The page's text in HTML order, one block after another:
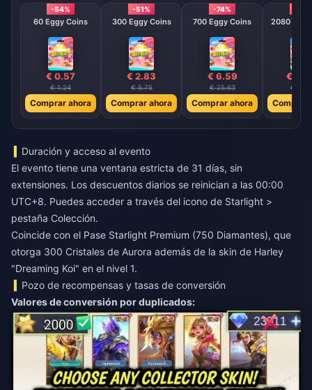
-54%
60 Eggy Coins
€ 0.57
€ 1.24
Comprar ahora
-51%
300 Eggy Coins
€ 2.83
€ 5.75
Comprar ahora
-74%
700 Eggy Coins
€ 6.59
€ 25.63
Comprar ahora
€
€
Comprar
Duración y acceso al evento
El evento tiene una ventana estricta de 31 días, sin
extensiones. Los descuentos diarios se reinician a las 00:00
UTC+8. Puedes acceder a través del icono de Starlight >
pestaña Colección.
Coincide con el Pase Starlight Premium (750 Diamantes), que
otorga 300 Cristales de Aurora además de la skin de Harley
"Dreaming Koi" en el nivel 1.
Pozo de recompensas y tasas de conversión
Valores de conversión por duplicados: